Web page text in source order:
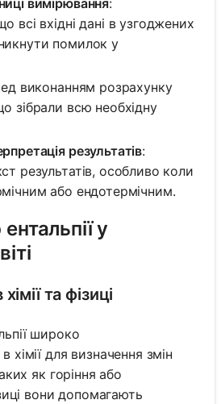
всі вхідні дані в узгоджених
помилок у
виконанням розрахунку
зібрали всю необхідну
результатів:
результатів, особливо коли
або ендотермічним.
у
та фізиці
широко
хімії для визначення змін
як горіння або
вони допомагають